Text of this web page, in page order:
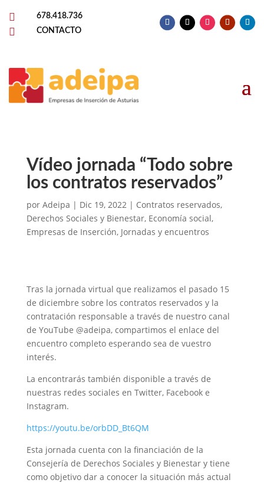
 678.418.736
 CONTACTO
Vídeo jornada “Todo sobre
los contratos reservados”
por Adeipa | Dic 19, 2022| Contratos reservados,
Derechos Sociales y Bienestar, Economía social,
Empresas de Inserción, Jornadas y encuentros
Tras la jornada virtual que realizamos el pasado 15
de diciembre sobre los contratos reservados y la
contratación responsable a través de nuestro canal
de YouTube @adeipa, compartimos el enlace del
encuentro completo esperando sea de vuestro
interés.
La encontrarás también disponible a través de
nuestras redes sociales en Twitter, Facebook e
Instagram.
https://youtu.be/orbDD_Bt6QM
Esta jornada cuenta con la financiación de la
Consejería de Derechos Sociales y Bienestar y tiene
como objetivo dar a conocer la situación más actual